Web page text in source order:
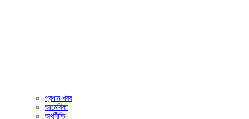
প্রধান খবর
আমেরিকা
অর্থনীতি